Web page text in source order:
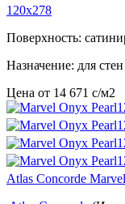
120x278
Поверхность:
Назначение: для стен
Цена от 14 671 c/м2
Atlas Concorde